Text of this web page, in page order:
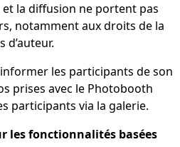
et la diffusion ne portent pas
notamment aux droits de la
les participants de son
prises avec le Photobooth
participants via la galerie.
les fonctionnalités basées